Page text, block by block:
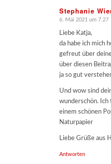
Stephanie
sagte:
6. Mai 2021 um 7.27
Liebe Katja,
da habe ich mich
gefreut über
über diesen
ja so gut
Und wow sind
wunderschön.
einem schönen
Naturpapier
Liebe Grüße aus
Antworten